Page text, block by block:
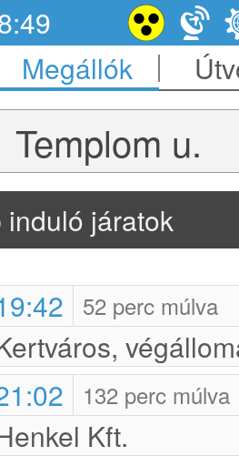
Megállók
Templom u.
járatok
52 perc múlva
132 perc múlva
Kft.